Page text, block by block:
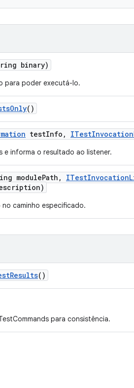
binary)
para poder executá-lo.
Only()
testInfo , ITestInvocation
e informa o resultado ao listener.
modulePath , ITestInvocation
caminho especificado.
Results()
para consistência.